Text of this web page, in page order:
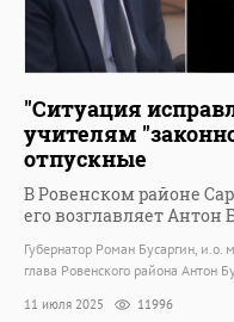
"Ситуация
учителям
отпускные
В Ровенском районе
его возглавляет Антон
Губернатор Роман Бусаргин,
глава Ровенского района Антон
11 июля 2025 11996